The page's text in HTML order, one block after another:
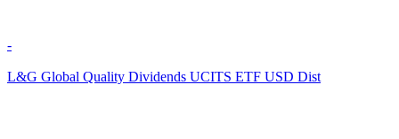
-
L&G Global Quality Dividends UCITS ETF USD Dist